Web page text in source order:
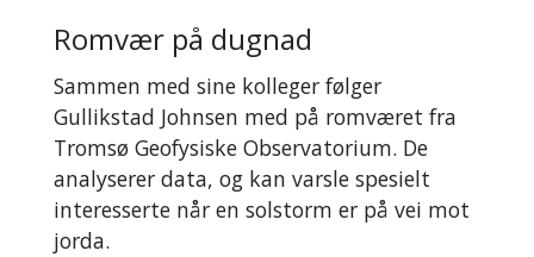
Romvær på dugnad
Sammen med sine kolleger følger
Gullikstad Johnsen med på romværet fra
Tromsø Geofysiske Observatorium. De
analyserer data, og kan varsle spesielt
interesserte når en solstorm er på vei mot
jorda.